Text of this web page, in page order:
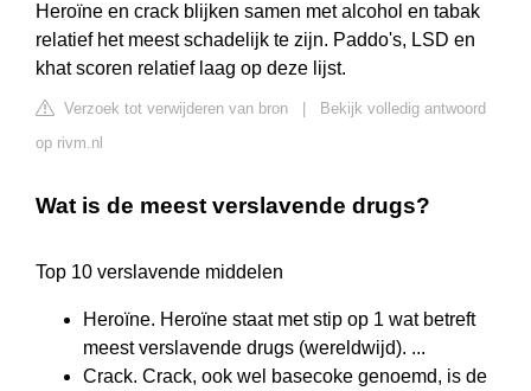
Heroïne en crack blijken samen met alcohol en tabak
relatief het meest schadelijk te zijn. Paddo's, LSD en
khat scoren relatief laag op deze lijst.
Verzoek tot verwijderen van bron
Bekijk volledig antwoord
op rivm.nl
Wat is de meest verslavende drugs?
Top 10 verslavende middelen
Heroïne. Heroïne staat met stip op 1 wat betreft
meest verslavende drugs (wereldwijd). ...
Crack. Crack, ook wel basecoke genoemd, is de